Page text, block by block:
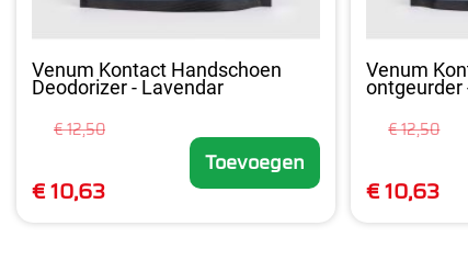
Venum Kontact Handschoen
Deodorizer - Lavendar
€ 12,50
€ 10,63
Toevoegen
Venum
ontgeurder
€ 12,50
€ 10,63